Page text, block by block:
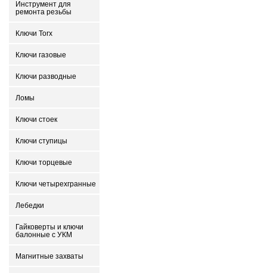
Инструмент для
ремонта резьбы
Ключи Torx
Ключи газовые
Ключи разводные
Ломы
Ключи стоек
Ключи ступицы
Ключи торцевые
Ключи четырехгранные
Лебедки
Гайковерты и ключи
балонные с УКМ
Магнитные захваты